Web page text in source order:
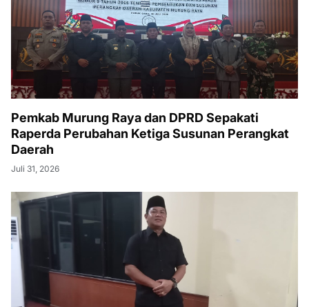
Pemkab Murung Raya dan DPRD Sepakati
Raperda Perubahan Ketiga Susunan Perangkat
Daerah
Juli 31, 2026